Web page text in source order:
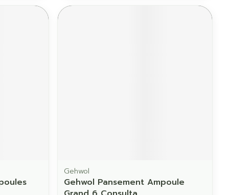
Gehwol
Gehwol Pansement Ampoule